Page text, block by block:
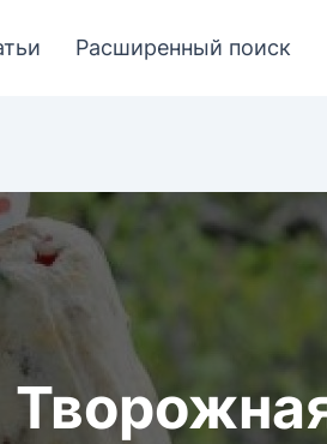
Расширенный поиск